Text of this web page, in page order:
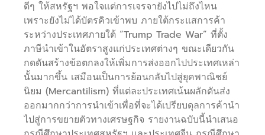
ดีๆ ให้สหรัฐฯ พอใจแต่การเจรจายังไปไม่ถึงไหน
เพราะยังไม่ได้บัตรคิวเข้าพบ ภายใต้กระแสการค้า
ระหว่างประเทศภายใต้ “Trump Trade War” ที่ตั้ง
ภาษีนำเข้าในอัตราสูงแก่ประเทศต่างๆ ขณะเดียวกัน
กดดันสร้างข้อตกลงให้เพิ่มการส่งออกไปประเทศเหล่า
นั้นมากขึ้น เสมือนเป็นการย้อนกลับไปสู่ยุคพาณิชย์
นิยม (Mercantilism) ที่แต่ละประเทศเน้นผลักดันส่ง
ออกมากกว่าการนำเข้าเพื่อที่จะได้เปรียบดุลการค้านำ
ไปสู่การขยายตัวทางเศรษฐกิจ รายงานฉบับนี้นำเสนอ